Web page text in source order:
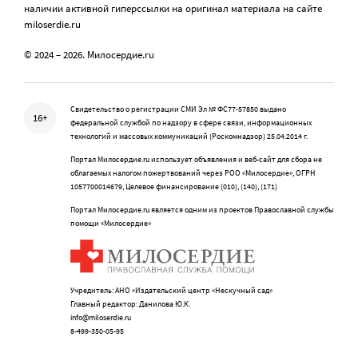
наличии активной гиперссылки на оригинал материала на сайте
miloserdie.ru
© 2024 – 2026. Милосердие.ru
16+
Свидетельство о регистрации СМИ Эл № ФС77-57850 выдано
федеральной службой по надзору в сфере связи, информационных
технологий и массовых коммуникаций (Роскомнадзор) 25.04.2014 г.
Портал Милосердие.ru использует объявления и веб-сайт для сбора не
облагаемых налогом пожертвований через РОО «Милосердие», ОГРН
1057700014679, Целевое финансирование (010), (140), (171)
Портал Милосердие.ru является одним из проектов Православной службы
помощи «Милосердие»
Учредитель: АНО «Издательский центр «Нескучный сад»
Главный редактор: Данилова Ю.К.
info@miloserdie.ru
8-499-350-05-95